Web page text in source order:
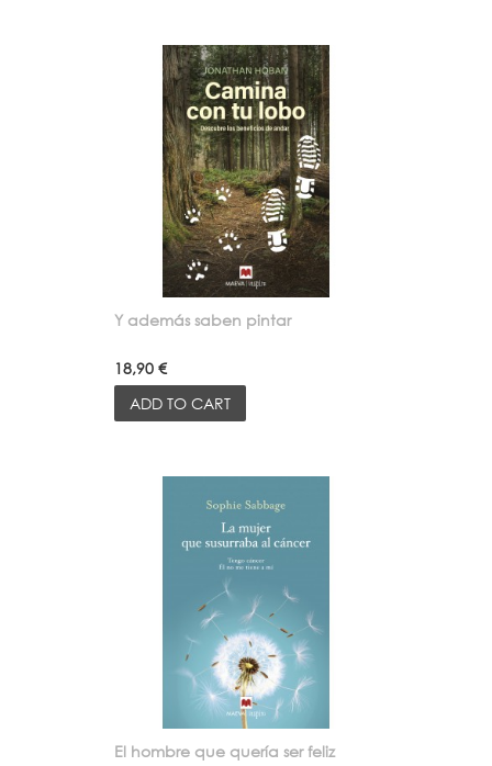
Y además saben pintar
18,90 €
ADD TO CART
El hombre que quería ser feliz